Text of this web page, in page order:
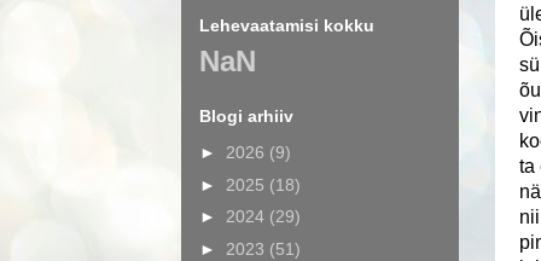
ta
Lehevaatamisi kokku
NaN
Blogi arhiiv
► 2026 (9)
► 2025 (18)
► 2024 (29)
► 2023 (51)